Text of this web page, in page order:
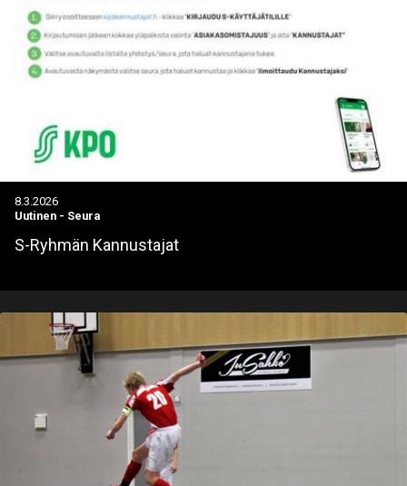
8.3.2026
Uutinen - Seura
S-Ryhmän Kannustajat